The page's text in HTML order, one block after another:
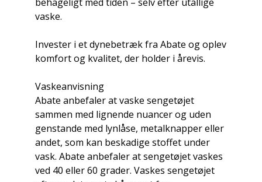
vaske.
Invester i et dynebetræk fra Abate og oplev
komfort og kvalitet, der holder i årevis.
Vaskeanvisning
Abate anbefaler at vaske sengetøjet
sammen med lignende nuancer og uden
genstande med lynlåse, metalknapper eller
andet, som kan beskadige stoffet under
vask. Abate anbefaler at sengetøjet vaskes
ved 40 eller 60 grader. Vaskes sengetøjet